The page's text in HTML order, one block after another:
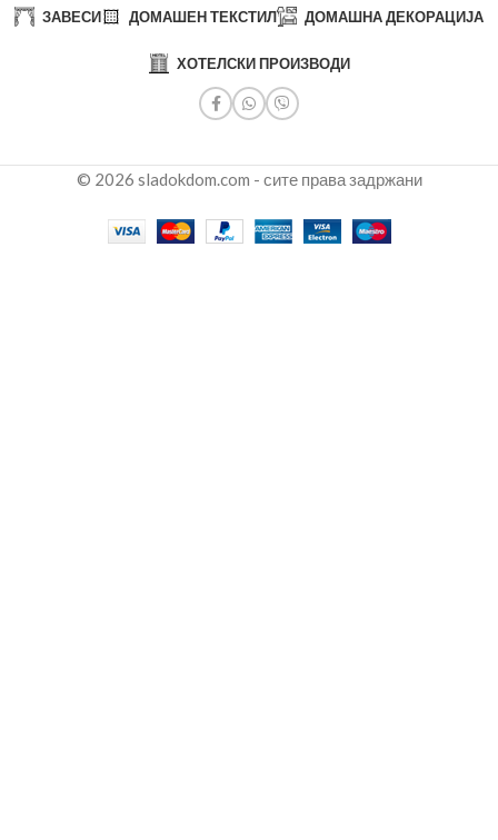
ЗАВЕСИ ДОМАШЕН ТЕКСТИЛ ДОМАШНА ДЕКОРАЦИЈА
ХОТЕЛСКИ ПРОИЗВОДИ
© 2026 sladokdom.com - сите права задржани